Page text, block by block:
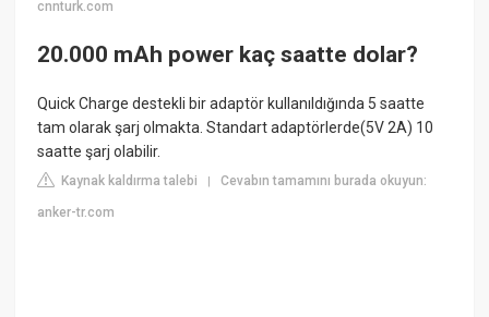
cnnturk.com
20.000 mAh power kaç saatte dolar?
Quick Charge destekli bir adaptör kullanıldığında 5 saatte
tam olarak şarj olmakta. Standart adaptörlerde(5V 2A) 10
saatte şarj olabilir.
Kaynak kaldırma talebi |Cevabın tamamını burada okuyun:
anker-tr.com